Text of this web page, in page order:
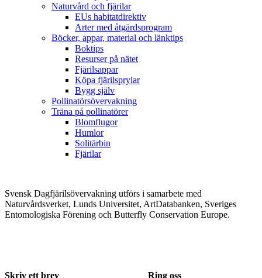
Naturvård och fjärilar
EUs habitatdirektiv
Arter med åtgärdsprogram
Böcker, appar, material och länktips
Boktips
Resurser på nätet
Fjärilsappar
Köpa fjärilsprylar
Bygg själv
Pollinatörsövervakning
Träna på pollinatörer
Blomflugor
Humlor
Solitärbin
Fjärilar
Svensk Dagfjärilsövervakning utförs i samarbete med
Naturvårdsverket, Lunds Universitet, ArtDatabanken, Sveriges
Entomologiska Förening och Butterfly Conservation Europe.
Skriv ett brev Ring oss